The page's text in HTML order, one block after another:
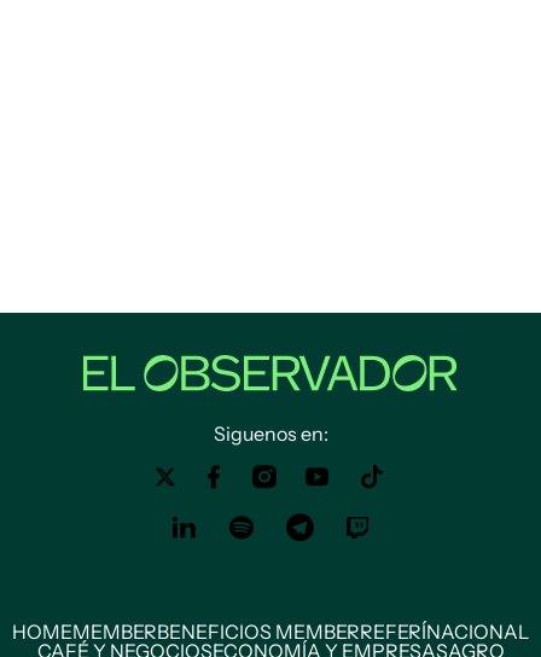
Siguenos en:
HOMEMEMBERBENEFICIOS MEMBERREFERÍNACIONAL
CAFÉ Y NEGOCIOSECONOMÍA Y EMPRESASAGRO